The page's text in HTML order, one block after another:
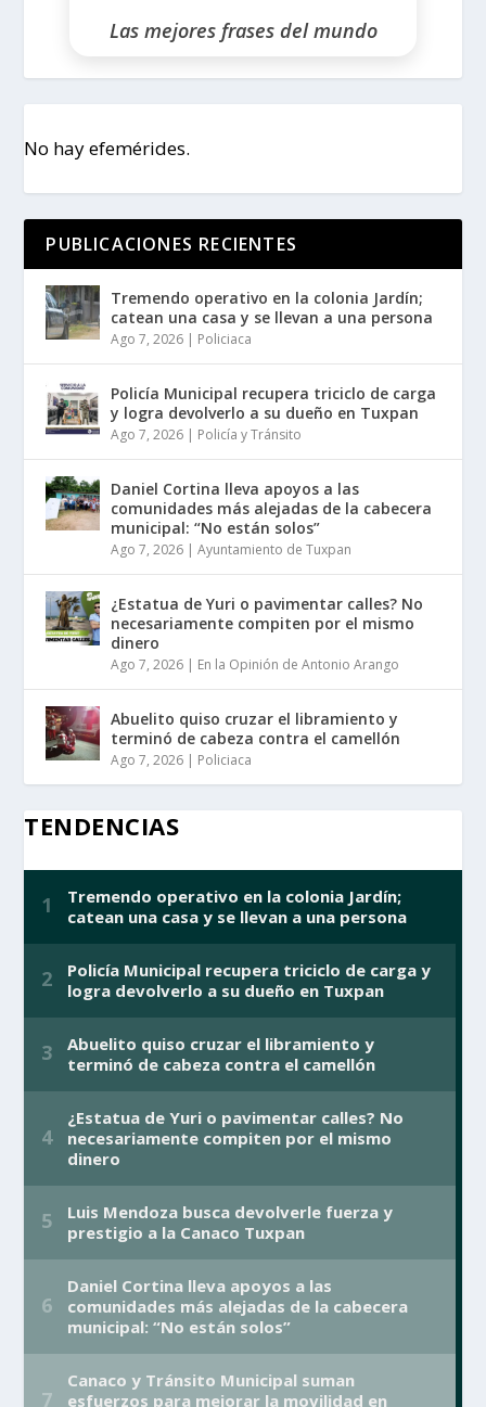
Las mejores frases del mundo
No hay efemérides.
PUBLICACIONES RECIENTES
Tremendo operativo en la colonia Jardín;
catean una casa y se llevan a una persona
Ago 7, 2026 | Policiaca
Policía Municipal recupera triciclo de carga
y logra devolverlo a su dueño en Tuxpan
Ago 7, 2026 | Policía y Tránsito
Daniel Cortina lleva apoyos a las
comunidades más alejadas de la cabecera
municipal: “No están solos”
Ago 7, 2026 |Ayuntamiento de Tuxpan
¿Estatua de Yuri o pavimentar calles? No
necesariamente compiten por el mismo
dinero
Ago 7, 2026 | En la Opinión de Antonio Arango
Abuelito quiso cruzar el libramiento y
terminó de cabeza contra el camellón
Ago 7, 2026 | Policiaca
TENDENCIAS